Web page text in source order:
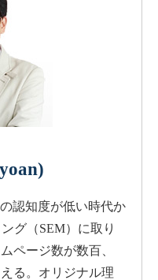
認知度が低い時代か
グ（SEM）に取り
ページ数が数百、
る。オリジナル理